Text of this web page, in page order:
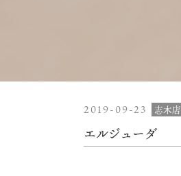
2019-09-23 志木店
エルジューダ